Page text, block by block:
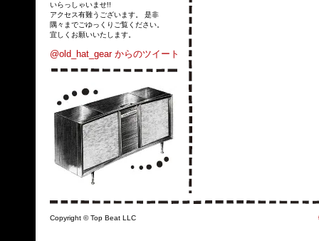
いらっしゃいませ!!
アクセス有難うございます。 是非
隅々までごゆっくりご覧ください。
宜しくお願いいたします。
@old_hat_gear からのツイート
Copyright © Top Beat LLC